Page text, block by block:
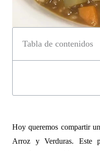
Tabla de contenidos
Hoy queremos compartir
Arroz y Verduras. Este